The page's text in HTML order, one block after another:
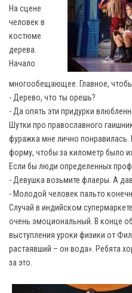
На сцене
человек в
костюме
дерева.
Начало
многообещающее. Главное,
- Дерево, что ты орешь?
- Да опять эти придурки
Шутки про православного
фуражка мне лично понравилась.
форму, чтобы за километр было
Если бы люди определенных
- Девушка возьмите флаеры. А
- Молодой человек пальто
Случай в индийском
очень эмоциональный. В конце
выступления уроки физики от
растаявший – он вода». Ребята
за это.